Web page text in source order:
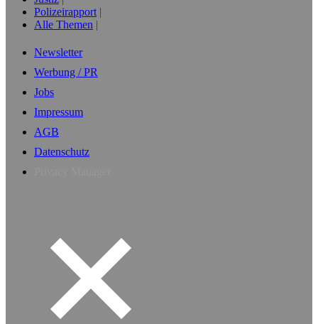
Polizeirapport
Alle Themen
Newsletter
Werbung / PR
Jobs
Impressum
AGB
Datenschutz